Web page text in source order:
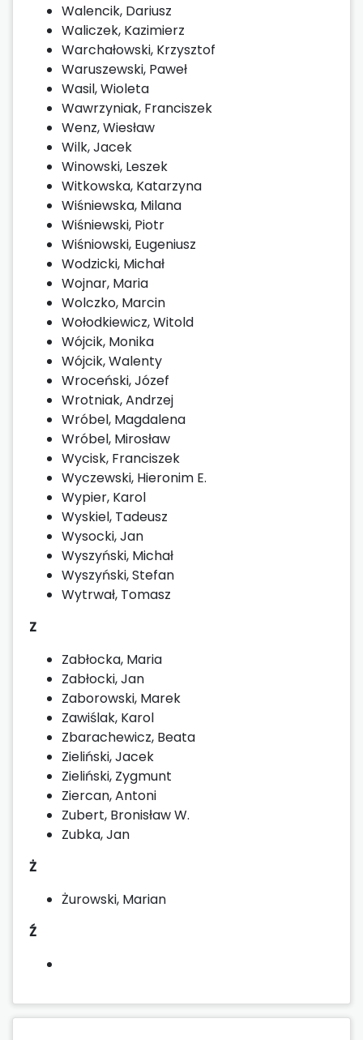
Walencik, Dariusz
Waliczek, Kazimierz
Warchałowski, Krzysztof
Waruszewski, Paweł
Wasil, Wioleta
Wawrzyniak, Franciszek
Wenz, Wiesław
Wilk, Jacek
Winowski, Leszek
Witkowska, Katarzyna
Wiśniewska, Milana
Wiśniewski, Piotr
Wiśniowski, Eugeniusz
Wodzicki, Michał
Wojnar, Maria
Wolczko, Marcin
Wołodkiewicz, Witold
Wójcik, Monika
Wójcik, Walenty
Wroceński, Józef
Wrotniak, Andrzej
Wróbel, Magdalena
Wróbel, Mirosław
Wycisk, Franciszek
Wyczewski, Hieronim E.
Wypier, Karol
Wyskiel, Tadeusz
Wysocki, Jan
Wyszyński, Michał
Wyszyński, Stefan
Wytrwał, Tomasz
Z
Zabłocka, Maria
Zabłocki, Jan
Zaborowski, Marek
Zawiślak, Karol
Zbarachewicz, Beata
Zieliński, Jacek
Zieliński, Zygmunt
Ziercan, Antoni
Zubert, Bronisław W.
Zubka, Jan
Ż
Żurowski, Marian
Ź